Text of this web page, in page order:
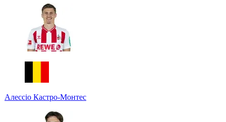
Алессіо Кастро-Монтес